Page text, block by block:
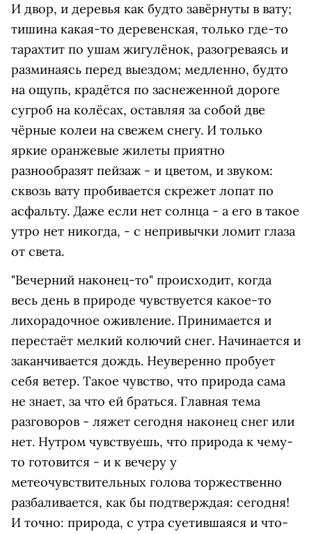
И двор, и деревья как будто завёрнуты в вату;
тишина какая-то деревенская, только где-то
тарахтит по ушам жигулёнок, разогреваясь и
разминаясь перед выездом; медленно, будто
на ощупь, крадётся по заснеженной дороге
сугроб на колёсах, оставляя за собой две
чёрные колеи на свежем снегу. И только
яркие оранжевые жилеты приятно
разнообразят пейзаж - и цветом, и звуком:
сквозь вату пробивается скрежет лопат по
асфальту. Даже если нет солнца - а его в такое
утро нет никогда, - с непривычки ломит глаза
от света.
"Вечерний наконец-то" происходит, когда
весь день в природе чувствуется какое-то
лихорадочное оживление. Принимается и
перестаёт мелкий колючий снег. Начинается и
заканчивается дождь. Неуверенно пробует
себя ветер. Такое чувство, что природа сама
не знает, за что ей браться. Главная тема
разговоров - ляжет сегодня наконец снег или
нет. Нутром чувствуешь, что природа к чему-
то готовится - и к вечеру у
метеочувствительных голова торжественно
разбаливается, как бы подтверждая: сегодня!
И точно: природа, с утра суетившаяся и что-